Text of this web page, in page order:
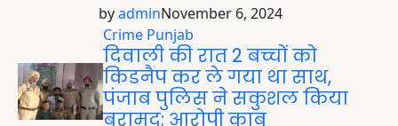
byadminNovember 6, 2024
Crime Punjab
दिवाली की रात 2 बच्चों को
किडनैप कर ले गया था साथ,
पंजाब पुलिस ने सकुशल किया
बरामद; आरोपी काबू